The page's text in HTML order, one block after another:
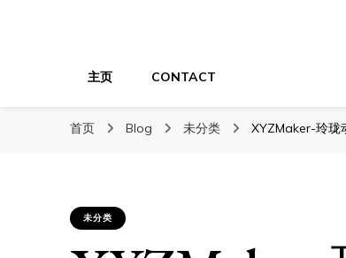
XYZTech
主页 CONTACT
首页 Blog 未分类 XYZMaker-玲珑
未分类